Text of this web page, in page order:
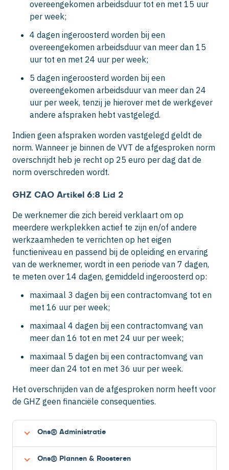
overeengekomen arbeidsduur tot en met 15 uur
per week;
4 dagen ingeroosterd worden bij een
overeengekomen arbeidsduur van meer dan 15
uur tot en met 24 uur per week;
5 dagen ingeroosterd worden bij een
overeengekomen arbeidsduur van meer dan 24
uur per week, tenzij je hierover met de werkgever
andere afspraken hebt vastgelegd.
Indien geen afspraken worden vastgelegd geldt de
norm. Wanneer je binnen de VVT de afgesproken norm
overschrijdt heb je recht op 25 euro per dag dat de
norm overschreden wordt.
GHZ CAO Artikel 6:8 Lid 2
De werknemer die zich bereid verklaart om op
meerdere werkplekken actief te zijn en/of andere
werkzaamheden te verrichten op het eigen
functieniveau en passend bij de opleiding en ervaring
van de werknemer, wordt in een periode van 7 dagen,
te meten over 14 dagen, gemiddeld ingeroosterd op:
maximaal 3 dagen bij een contractomvang tot en
met 16 uur per week;
maximaal 4 dagen bij een contractomvang van
meer dan 16 tot en met 24 uur per week;
maximaal 5 dagen bij een contractomvang van
meer dan 24 tot en met 36 uur per week.
Het overschrijden van de afgesproken norm heeft voor
de GHZ geen financiële consequenties.
Ons® Administratie
Ons® Plannen & Roosteren